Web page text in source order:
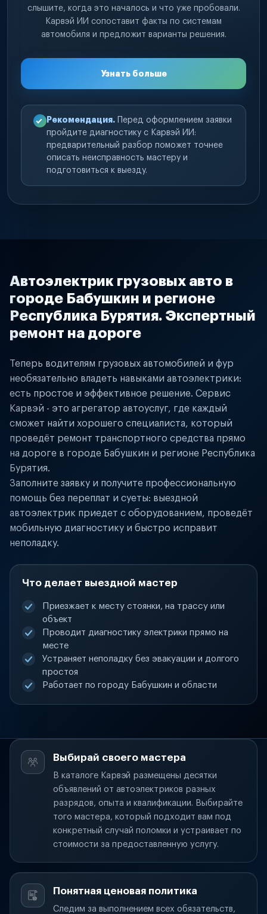
слышите, когда это началось и что уже пробовали.
Карвэй ИИ сопоставит факты по системам
автомобиля и предложит варианты решения.
Узнать больше
Рекомендация. Перед оформлением заявки
пройдите диагностику с Карвэй ИИ:
предварительный разбор поможет точнее
описать неисправность мастеру и
подготовиться к выезду.
Автоэлектрик грузовых авто в
городе Бабушкин и регионе
Республика Бурятия. Экспертный
ремонт на дороге
Теперь водителям грузовых автомобилей и фур
необязательно владеть навыками автоэлектрики:
есть простое и эффективное решение. Сервис
Карвэй - это агрегатор автоуслуг, где каждый
сможет найти хорошего специалиста, который
проведёт ремонт транспортного средства прямо
на дороге в городе Бабушкин и регионе Республика
Бурятия.
Заполните заявку и получите профессиональную
помощь без переплат и суеты: выездной
автоэлектрик приедет с оборудованием, проведёт
мобильную диагностику и быстро исправит
неполадку.
Что делает выездной мастер
Приезжает к месту стоянки, на трассу или
объект
Проводит диагностику электрики прямо на
месте
Устраняет неполадку без эвакуации и долгого
простоя
Работает по городу Бабушкин и области
Выбирай своего мастера
В каталоге Карвэй размещены десятки
объявлений от автоэлектриков разных
разрядов, опыта и квалификации. Выбирайте
того мастера, который подходит вам под
конкретный случай поломки и устраивает по
стоимости за предоставленную услугу.
Понятная ценовая политика
Следим за выполнением всех обязательств,